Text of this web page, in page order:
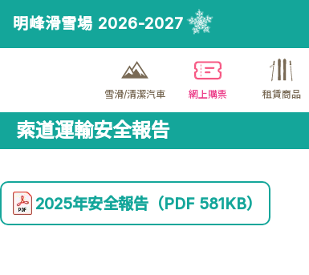
明峰滑雪場 2026-2027
雪滑/清潔汽車 網上購票 租賃商品
索道運輸安全報告
2025年安全報告（PDF 581KB）